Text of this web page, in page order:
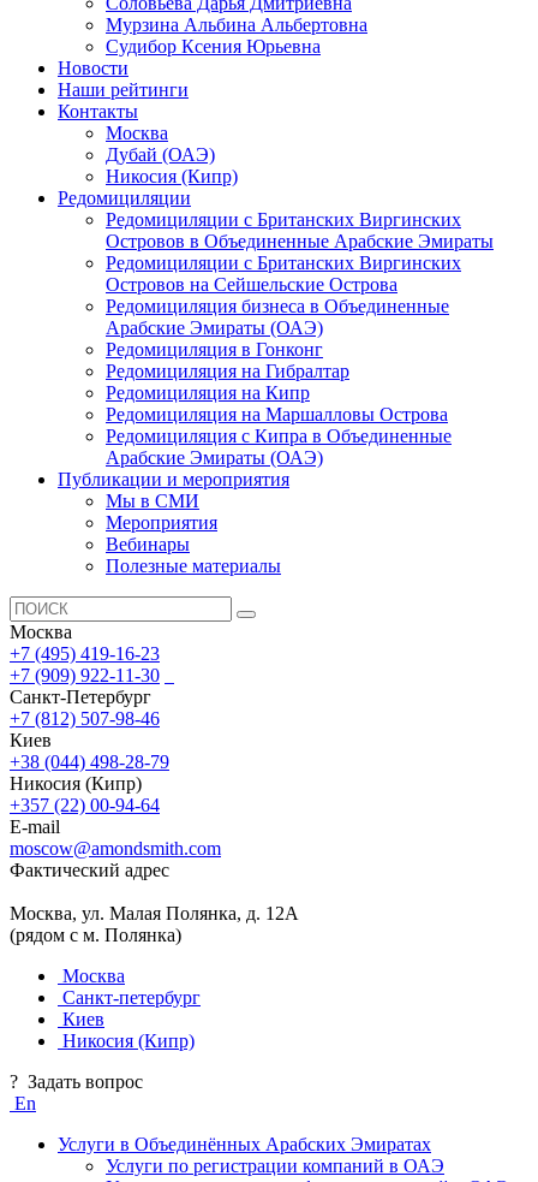
Мурзина Альбина Альбертовна
Судибор Ксения Юрьевна
Новости
Наши рейтинги
Контакты
Москва
Дубай (ОАЭ)
Никосия (Кипр)
Редомициляции
Редомициляции с Британских Виргинских
Островов в Объединенные Арабские Эмираты
Редомициляции с Британских Виргинских
Островов на Сейшельские Острова
Редомициляция бизнеса в Объединенные
Арабские Эмираты (ОАЭ)
Редомициляция в Гонконг
Редомициляция на Гибралтар
Редомициляция на Кипр
Редомициляция на Маршалловы Острова
Редомициляция с Кипра в Объединенные
Арабские Эмираты (ОАЭ)
Публикации и мероприятия
Мы в СМИ
Мероприятия
Вебинары
Полезные материалы
Москва
+7 (495) 419-16-23
+7 (909) 922-11-30
Санкт-Петербург
+7 (812) 507-98-46
Киев
+38 (044) 498-28-79
Никосия (Кипр)
+357 (22) 00-94-64
E-mail
moscow@amondsmith.com
Фактический адрес
Москва, ул. Малая Полянка, д. 12А
(рядом с м. Полянка)
Москва
Санкт-петербург
Киев
Никосия (Кипр)
? Задать вопрос
En
Услуги в Объединённых Арабских Эмиратах
Услуги по регистрации компаний в ОАЭ